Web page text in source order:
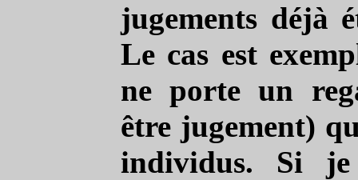
jugements déjà
Le cas est
ne porte un
être jugement)
individus. Si